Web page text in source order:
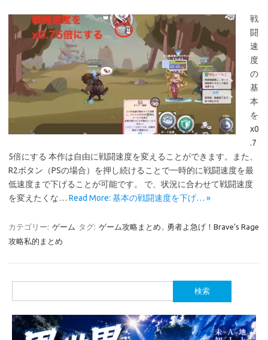
戦
闘
速
度
の
基
本
を
x0
.7
5倍にする 本作は自由に戦闘速度を変えることができます。また、
R2ボタン（PSの場合）を押し続けることで一時的に戦闘速度を最
低速度まで下げることが可能です。 で、状況に合わせて戦闘速度
を変えたくな… Read More: 基本の戦闘速度を下げ… »
カテゴリー: ゲーム タグ: ゲーム攻略まとめ , 勇者よ急げ！Brave's Rage
攻略私的まとめ
索: